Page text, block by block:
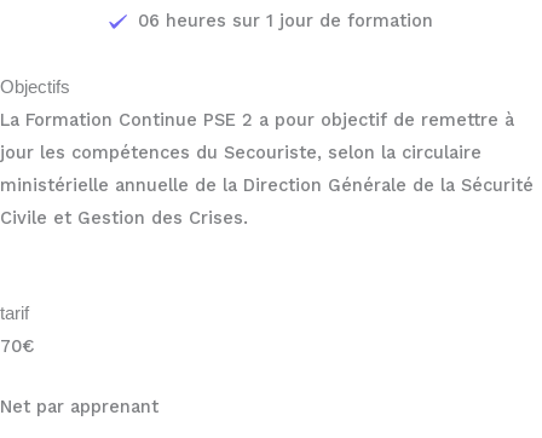
06 heures sur 1 jour de formation
Objectifs
La Formation Continue PSE 2 a pour objectif de remettre à
jour les compétences du Secouriste, selon la circulaire
ministérielle annuelle de la Direction Générale de la Sécurité
Civile et Gestion des Crises.
tarif
70€
Net par apprenant